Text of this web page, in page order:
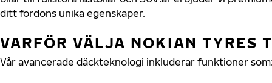
ditt fordons unika egenskaper.
VARFÖR VÄLJA NOKIAN TYRES
Vår avancerade däckteknologi inkluderar funktioner